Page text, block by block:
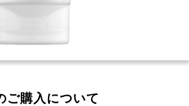
ご購入について